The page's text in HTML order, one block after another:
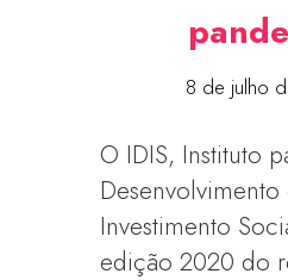
8 de julho
O IDIS, Instituto
Investimento
edição 2020 do